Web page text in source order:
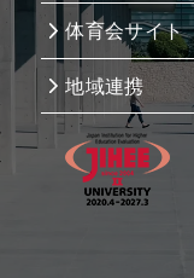
体育会サイト
地域連携